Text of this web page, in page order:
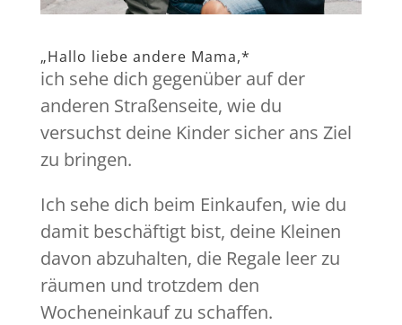
„Hallo liebe andere Mama,*
ich sehe dich gegenüber auf der
anderen Straßenseite, wie du
versuchst deine Kinder sicher ans Ziel
zu bringen.
Ich sehe dich beim Einkaufen, wie du
damit beschäftigt bist, deine Kleinen
davon abzuhalten, die Regale leer zu
räumen und trotzdem den
Wocheneinkauf zu schaffen.